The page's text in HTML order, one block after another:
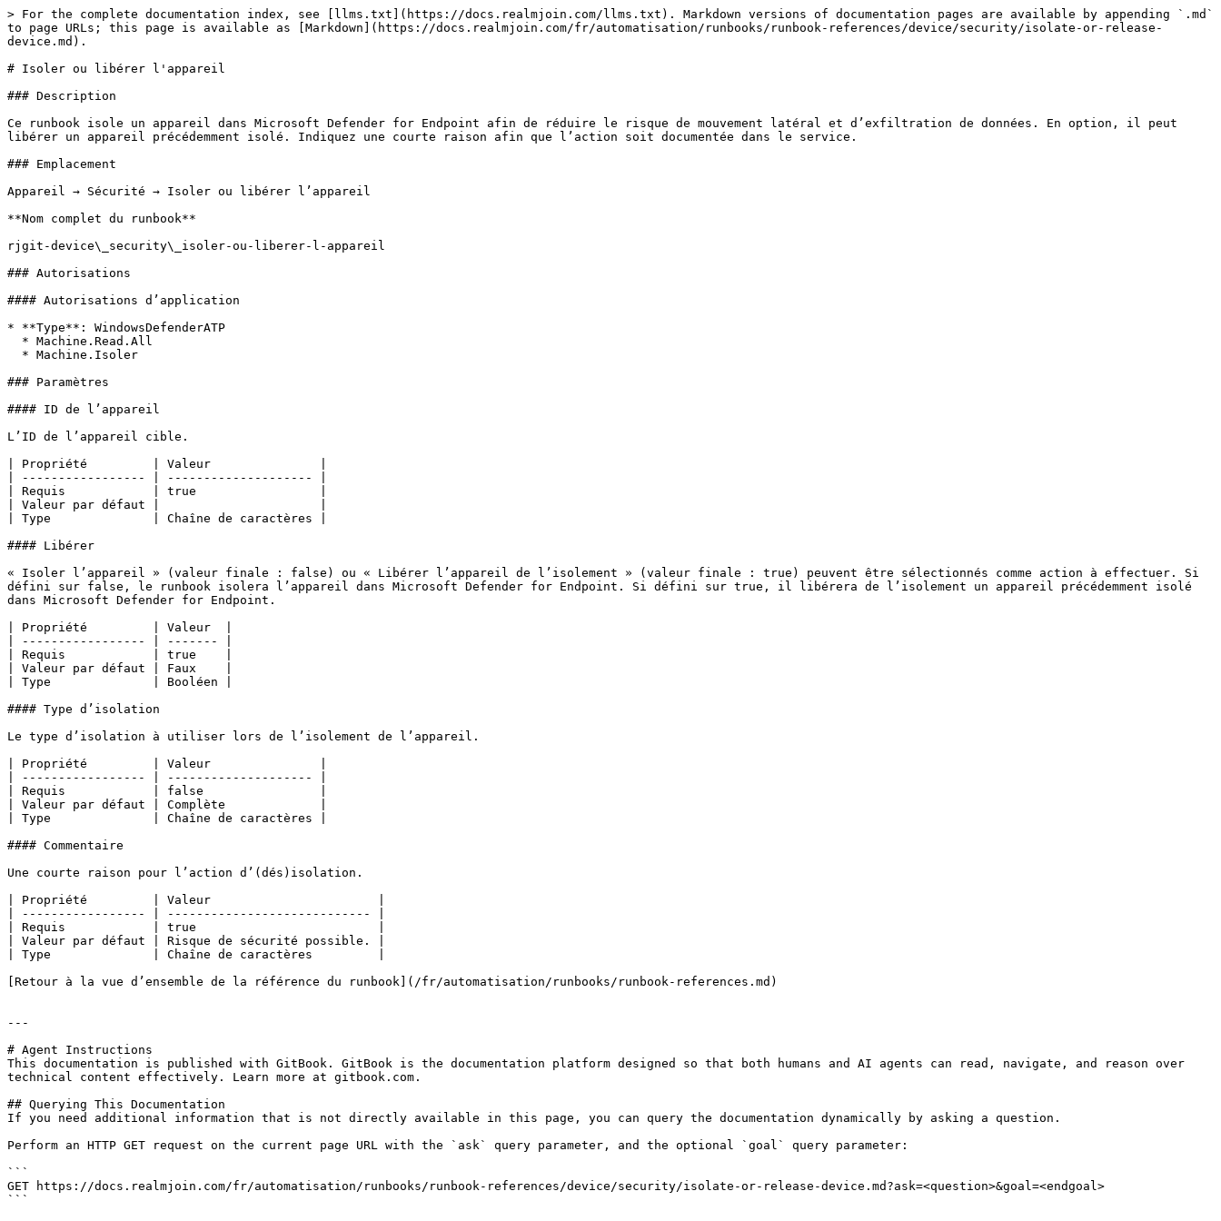
> For the complete documentation index, see [llms.txt](https://docs.realmjoin.com/llms.txt). Markdown versions of documentation pages are available by appending `.md`
to page URLs; this page is available as [Markdown](https://docs.realmjoin.com/fr/automatisation/runbooks/runbook-references/device/security/isolate-or-release-
device.md).
# Isoler ou libérer l'appareil
### Description
Ce runbook isole un appareil dans Microsoft Defender for Endpoint afin de réduire le risque de mouvement latéral et d’exfiltration de données. En option, il peut
libérer un appareil précédemment isolé. Indiquez une courte raison afin que l’action soit documentée dans le service.
### Emplacement
Appareil → Sécurité → Isoler ou libérer l’appareil
**Nom complet du runbook**
rjgit-device\_security\_isoler-ou-liberer-l-appareil
### Autorisations
#### Autorisations d’application
* **Type**: WindowsDefenderATP
### Paramètres
#### ID de l’appareil
L’ID de l’appareil cible.
| Propriété         | Valeur               |
| ----------------- | -------------------- |
| Requis            | true                 |
| Valeur par défaut |                      |
| Type              | Chaîne de caractères |
#### Libérer
« Isoler l’appareil » (valeur finale : false) ou « Libérer l’appareil de l’isolement » (valeur finale : true) peuvent être sélectionnés comme action à effectuer. Si
défini sur false, le runbook isolera l’appareil dans Microsoft Defender for Endpoint. Si défini sur true, il libérera de l’isolement un appareil précédemment isolé
dans Microsoft Defender for Endpoint.
| Propriété         | Valeur  |
| ----------------- | ------- |
| Requis            | true    |
| Valeur par défaut | Faux    |
| Type              | Booléen |
#### Type d’isolation
Le type d’isolation à utiliser lors de l’isolement de l’appareil.
| Propriété         | Valeur               |
| ----------------- | -------------------- |
| Requis            | false                |
| Valeur par défaut | Complète             |
| Type              | Chaîne de caractères |
#### Commentaire
Une courte raison pour l’action d’(dés)isolation.
| Propriété         | Valeur                       |
| ----------------- | ---------------------------- |
| Requis            | true                         |
| Valeur par défaut | Risque de sécurité possible. |
| Type              | Chaîne de caractères         |
[Retour à la vue d’ensemble de la référence du runbook](/fr/automatisation/runbooks/runbook-references.md)
---
# Agent Instructions
This documentation is published with GitBook. GitBook is the documentation platform designed so that both humans and AI agents can read, navigate, and reason over
technical content effectively. Learn more at gitbook.com.
## Querying This Documentation
If you need additional information that is not directly available in this page, you can query the documentation dynamically by asking a question.
Perform an HTTP GET request on the current page URL with the `ask` query parameter, and the optional `goal` query parameter:
```
GET https://docs.realmjoin.com/fr/automatisation/runbooks/runbook-references/device/security/isolate-or-release-device.md?ask=<question>&goal=<endgoal>
```